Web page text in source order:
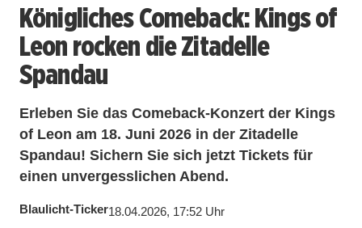
Königliches Comeback: Kings of
Leon rocken die Zitadelle
Spandau
Erleben Sie das Comeback-Konzert der Kings
of Leon am 18. Juni 2026 in der Zitadelle
Spandau! Sichern Sie sich jetzt Tickets für
einen unvergesslichen Abend.
Blaulicht-Ticker18.04.2026, 17:52 Uhr